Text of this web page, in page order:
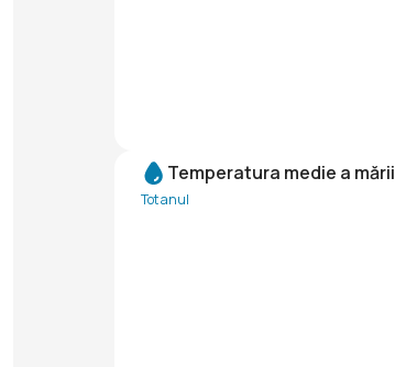
Temperatura medie a mării
Tot anul